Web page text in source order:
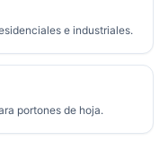
e industriales.
portones de hoja.